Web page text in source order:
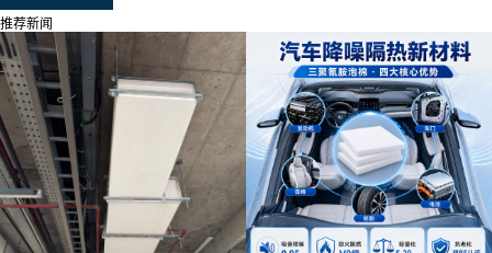
推荐新闻